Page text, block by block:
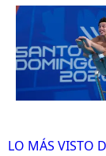
LO MÁS VISTO